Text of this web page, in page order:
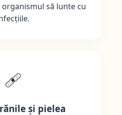
să lunte cu
🩹
și pielea